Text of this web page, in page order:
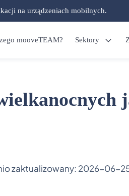
na urządzeniach mobilnych.
mooveTEAM? Sektory
zaktualizowany: 2026-06-